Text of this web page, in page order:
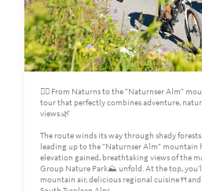
🚵‍♀️ From Naturns to the "Naturnser Alm"
tour that perfectly combines adventure,
views.🌿
The route winds its way through shady
leading up to the "Naturnser Alm" mountain
elevation gained, breathtaking views of the
Group Nature Park⛰️ unfold. At the top,
mountain air, delicious regional